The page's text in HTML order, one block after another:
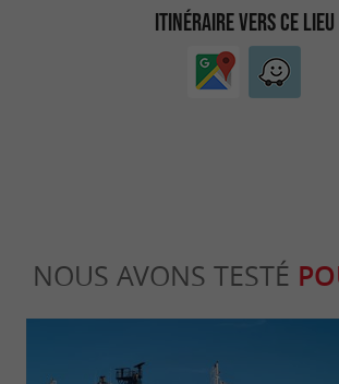
ITINÉRAIRE VERS CE LIEU
NOUS AVONS TESTÉ